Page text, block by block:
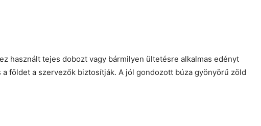
használt tejes dobozt vagy bármilyen ültetésre alkalmas edényt
földet a szervezők biztosítják. A jól gondozott búza gyönyörű zöld